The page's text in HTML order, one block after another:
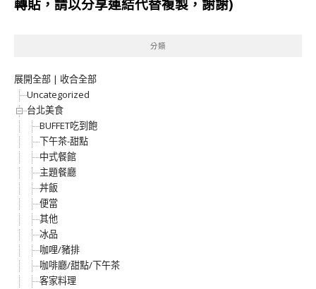
轉貼，請以分享連結代替複製，謝謝)
分類
展開全部 | 收合全部
Uncategorized
台北美食
BUFFET吃到飽
下午茶-甜點
中式餐館
主題餐廳
丼飯
便當
其他
冰品
咖哩/豬排
咖啡廳/甜點/下午茶
客家料理